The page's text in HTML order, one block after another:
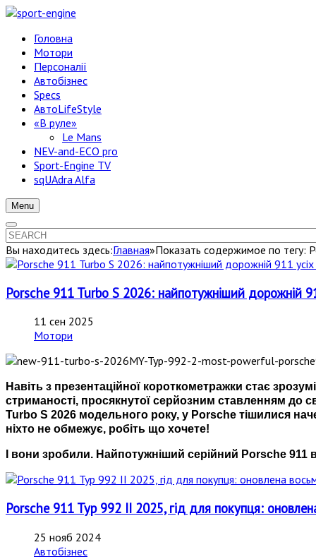
Головна
Мотори
Персоналії
Автобізнес
Specs
АвтоLifeStyle
«В руле»
Le Mans
NEV-and-ECO pro
Sport-Engine TV
sqUAdra Alfa
Menu
Вы находитесь здесь:Главная»Показать содержимое по тегу:
Porsche 911 Turbo S 2026: найпотужніший дорожній
11 сен 2025
Мотори
Навіть з презентаційної короткометражки стає
стриманості, просякнутої серйозним ставленням до
Turbo S 2026 модельного року, у Porsche тішилися
ніхто не обмежує, робіть що хочете!
І вони зробили. Найпотужніший серійний Porsche 911 в
Porsche 911 Typ 992 II 2025, гід для покупця:
25 нояб 2024
Автобізнес